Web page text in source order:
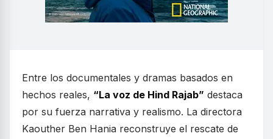
Entre los documentales y dramas basados en
hechos reales, “La voz de Hind Rajab” destaca
por su fuerza narrativa y realismo. La directora
Kaouther Ben Hania reconstruye el rescate de